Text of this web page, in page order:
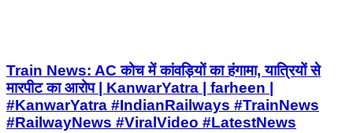
Train News: AC कोच में कांवड़ियों का हंगामा, यात्रियों से
मारपीट का आरोप | KanwarYatra | farheen |
#KanwarYatra #IndianRailways #TrainNews
#RailwayNews #ViralVideo #LatestNews